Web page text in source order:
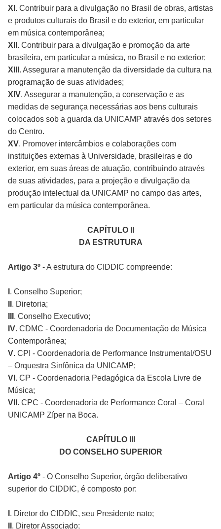
XI . Contribuir para a divulgação no Brasil de obras, artistas
e produtos culturais do Brasil e do exterior, em particular
em música contemporânea;
XII . Contribuir para a divulgação e promoção da arte
brasileira, em particular a música, no Brasil e no exterior;
XIII . Assegurar a manutenção da diversidade da cultura na
programação de suas atividades;
XIV. Assegurar a manutenção, a conservação e as
medidas de segurança necessárias aos bens culturais
colocados sob a guarda da UNICAMP através dos setores
do Centro.
XV. Promover intercâmbios e colaborações com
instituições externas à Universidade, brasileiras e do
exterior, em suas áreas de atuação, contribuindo através
de suas atividades, para a projeção e divulgação da
produção intelectual da UNICAMP no campo das artes,
em particular da música contemporânea.
CAPÍTULO II
DA ESTRUTURA
Artigo 3º - A estrutura do CIDDIC compreende:
. Conselho Superior;
. Diretoria;
. Conselho Executivo;
IV. CDMC - Coordenadoria de Documentação de Música
Contemporânea;
V. CPI - Coordenadoria de Performance Instrumental/OSU
– Orquestra Sinfônica da UNICAMP;
VI . CP - Coordenadoria Pedagógica da Escola Livre de
Música;
VII . CPC - Coordenadoria de Performance Coral – Coral
UNICAMP Zíper na Boca.
CAPÍTULO III
DO CONSELHO SUPERIOR
Artigo 4º - O Conselho Superior, órgão deliberativo
superior do CIDDIC, é composto por:
. Diretor do CIDDIC, seu Presidente nato;
. Diretor Associado;